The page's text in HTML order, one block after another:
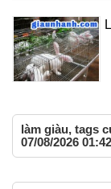
làm giàu, tags
07/08/2026